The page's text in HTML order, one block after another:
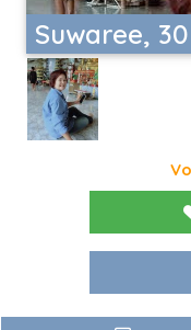
Suwaree,